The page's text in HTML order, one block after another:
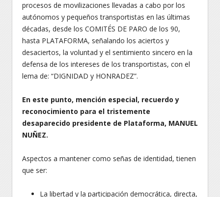
procesos de movilizaciones llevadas a cabo por los
autónomos y pequeños transportistas en las últimas
décadas, desde los COMITÉS DE PARO de los 90,
hasta PLATAFORMA, señalando los aciertos y
desaciertos, la voluntad y el sentimiento sincero en la
defensa de los intereses de los transportistas, con el
lema de: “DIGNIDAD y HONRADEZ”.
En este punto, mención especial, recuerdo y
reconocimiento para el tristemente
desaparecido presidente de Plataforma, MANUEL
NUÑEZ.
Aspectos a mantener como señas de identidad, tienen
que ser:
La libertad y la participación democrática, directa,